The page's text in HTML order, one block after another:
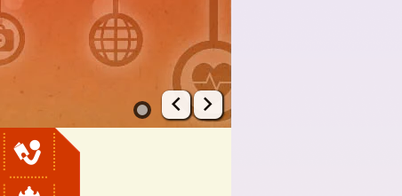
上一张幻灯片
下一张幻灯片